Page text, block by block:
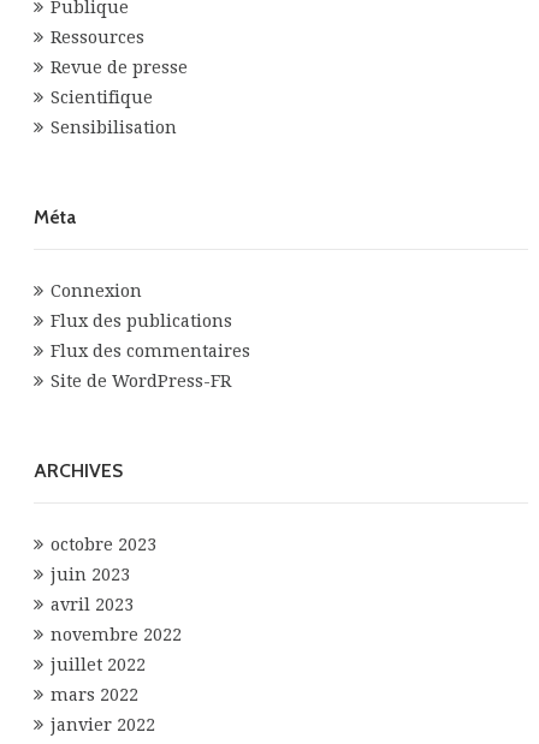
Publique
Ressources
Revue de presse
Scientifique
Sensibilisation
Méta
Connexion
Flux des publications
Flux des commentaires
Site de WordPress-FR
ARCHIVES
octobre 2023
juin 2023
avril 2023
novembre 2022
juillet 2022
mars 2022
janvier 2022